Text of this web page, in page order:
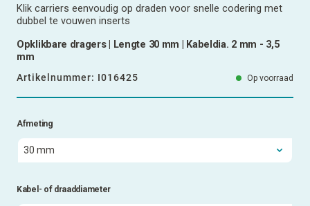
Klik carriers eenvoudig op draden voor snelle codering met
dubbel te vouwen inserts
Opklikbare dragers | Lengte 30 mm | Kabeldia. 2 mm - 3,5
mm
Artikelnummer: I016425 Op voorraad
Afmeting
Kabel- of draaddiameter